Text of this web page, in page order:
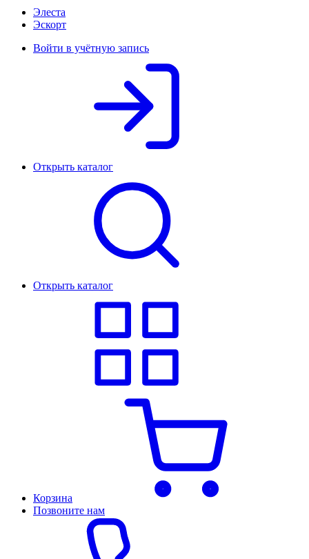
Элеста
Эскорт
Войти в учётную запись
Открыть каталог
Открыть каталог
Корзина
Позвоните нам